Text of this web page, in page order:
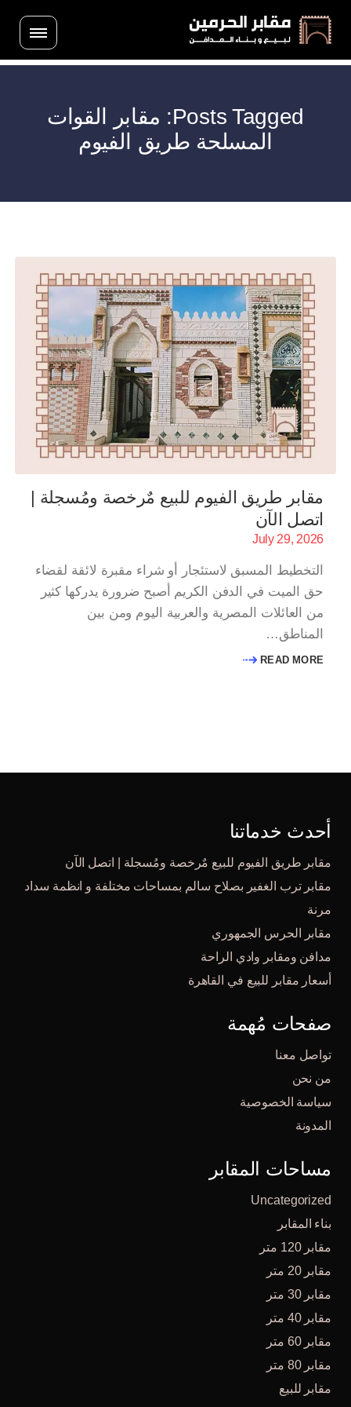
Posts Tagged: مقابر القوات
المسلحة طريق الفيوم
مقابر طريق الفيوم للبيع مٌرخصة ومُسجلة |
اتصل الآن
July 29, 2026
التخطيط المسبق لاستئجار أو شراء مقبرة لائقة لقضاء
حق الميت في الدفن الكريم أصبح ضرورة يدركها كثير
من العائلات المصرية والعربية اليوم ومن بين
المناطق…
READ MORE
أحدث خدماتنا
مقابر طريق الفيوم للبيع مٌرخصة ومُسجلة | اتصل الآن
مقابر ترب الغفير بصلاح سالم بمساحات مختلفة و انظمة سداد
مرنة
مقابر الحرس الجمهوري
مدافن ومقابر وادي الراحة
أسعار مقابر للبيع في القاهرة
صفحات مُهمة
تواصل معنا
من نحن
سياسة الخصوصية
المدونة
مساحات المقابر
Uncategorized
بناء المقابر
مقابر 120 متر
مقابر 20 متر
مقابر 30 متر
مقابر 40 متر
مقابر 60 متر
مقابر 80 متر
مقابر للبيع